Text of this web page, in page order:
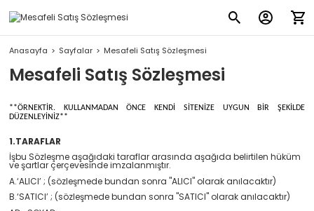
Anasayfa Sayfalar Mesafeli Satış Sözleşmesi
Mesafeli Satış Sözleşmesi
**ÖRNEKTİR. KULLANMADAN ÖNCE KENDİ SİTENİZE UYGUN BİR ŞEKİLDE
DÜZENLEYİNİZ**
1.TARAFLAR
İşbu Sözleşme aşağıdaki taraflar arasında aşağıda belirtilen hüküm
ve şartlar çerçevesinde imzalanmıştır.
A.‘ALICI’ ; (sözleşmede bundan sonra "ALICI" olarak anılacaktır)
B.‘SATICI’ ; (sözleşmede bundan sonra "SATICI" olarak anılacaktır)